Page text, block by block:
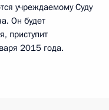
учреждаемому Суду
Он будет
приступит
2015 года.